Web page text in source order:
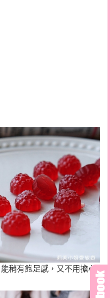
稍有飽足感，又不用擔心